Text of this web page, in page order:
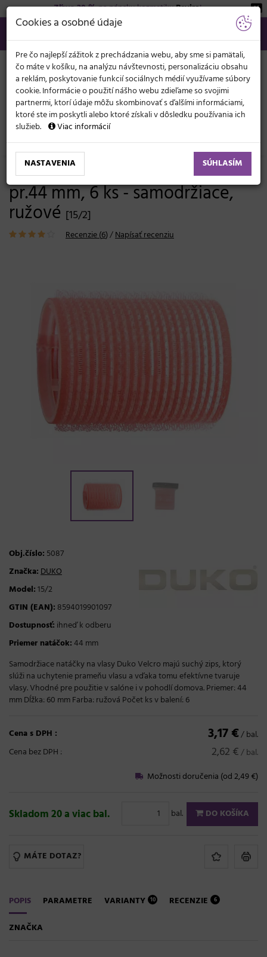
Zľava 20 %na pánsku kozmetikuBeviro!
02/21 201 099
info@svetkadernictva.sk
Po−pia: 8−17
Všetko o nákupe €
KATEGÓRIE
MENU
Kadernícke potreby Natáčky Samodržiace natáčky
Natáčky na vlasy Duko Velcro
pr.44 mm, 6 ks - samodržiace,
ružové [15/2]
Recenzie (6)/Napísať recenziu
Obj.číslo: 5087
Značka:DUKO
Model:15/2
GTIN (EAN): 8594019901097
Dostupnosť: ihneď k odberu
Priemer natáčok:44 mm
Samodržiace natáčky na vlasy Duko Velcro majú suchý zips, ktorý
slúži na uchytenie prameňu vlasu a vďaka tomu efektívne tvaruje
vlasy. Vhodné pre použitie v salóne i v pohodlí domova. Priemer: 44
mm Dĺžka: 60 mm Farba: ružová Počet ks v balení: 6
Cena s DPH : 3,17 €/ bal.
Cena bez DPH :
2,62 €/ bal.
Možnosti doručenia (od 2,49 €)
Skladom 20 a viac bal. bal. DO KOŠÍKA
MÁTE DOTAZ?
POPIS PARAMETRE VARIANTY 10 RECENZIE 6
ZNAČKA
Cookies a osobné údaje
Pre čo najlepší zážitok z prechádzania webu, aby sme si pamätali,
čo máte v košíku, na analýzu návštevnosti, personalizáciu obsahu
a reklám, poskytovanie funkcií sociálnych médií využívame súbory
cookie. Informácie o použití nášho webu zdieľame so svojimi
partnermi, ktorí údaje môžu skombinovať s ďalšími informáciami,
ktoré ste im poskytli alebo ktoré získali v dôsledku používania ich
služieb.
Viac informácií
NASTAVENIA SÚHLASÍM